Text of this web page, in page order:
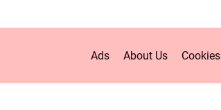
Ads About Us Cookies